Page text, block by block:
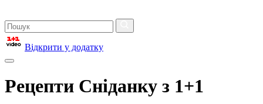
Відкрити у додатку
Рецепти Сніданку з 1+1